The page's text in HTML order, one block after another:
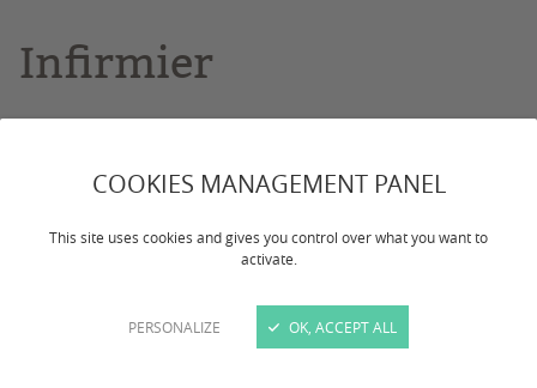
COOKIES MANAGEMENT PANEL
This site uses cookies and gives you control over what you want to
activate.
PERSONALIZE OK, ACCEPT ALL
Infirmier